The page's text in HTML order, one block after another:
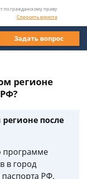
по гражданскому праву
Спросить юриста
Задать вопрос
регионе
после
программе
в город
РФ,